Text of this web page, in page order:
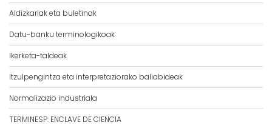
Aldizkariak eta buletinak
Datu-banku terminologikoak
Ikerketa-taldeak
Itzulpengintza eta interpretaziorako baliabideak
Normalizazio industriala
TERMINESP: ENCLAVE DE CIENCIA